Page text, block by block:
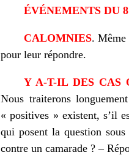
ÉVÉNEMENTS DU
CALOMNIES. Même
pour leur répondre.
Y A-T-IL DES CAS
Nous traiterons
« positives » existent, s’il
qui posent la question
contre un camarade ? –